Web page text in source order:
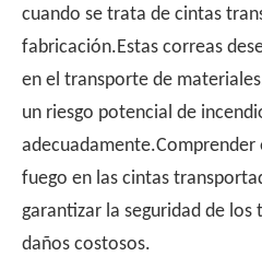
cuando se trata de cintas
fabricación.Estas correas
en el transporte de
un riesgo potencial de
fuego en las cintas
garantizar la seguridad de
daños costosos.